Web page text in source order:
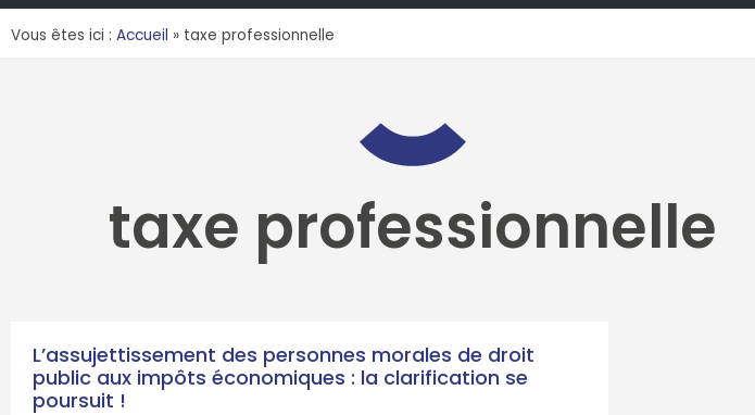
Vous êtes ici : Accueil » taxe professionnelle
taxe professionnelle
L’assujettissement des personnes morales de droit
public aux impôts économiques : la clarification se
poursuit !